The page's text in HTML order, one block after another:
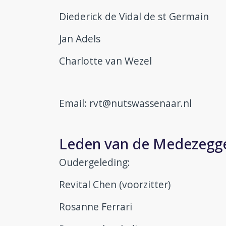
Diederick de Vidal de st Germain
Jan Adels
Charlotte van Wezel
Email: rvt@nutswassenaar.nl
Leden van de
Oudergeleding:
Revital Chen (voorzitter)
Rosanne Ferrari